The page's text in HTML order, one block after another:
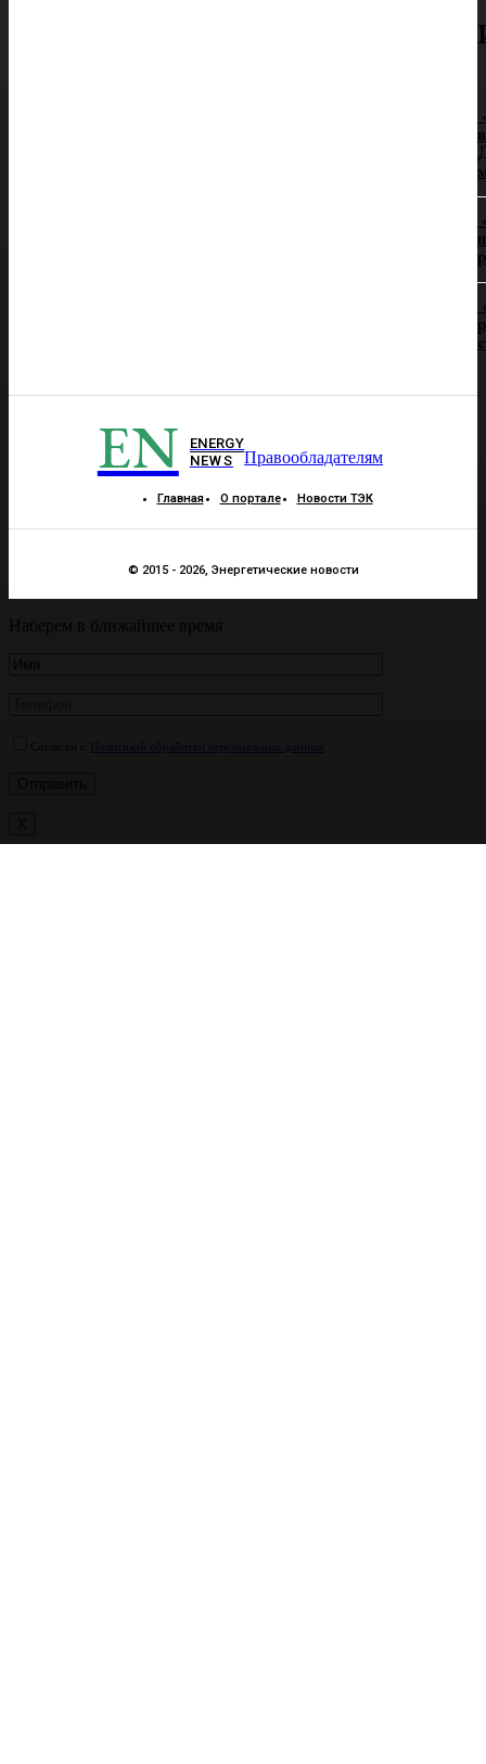
EN
ENERGY
NEWS
Правообладателям
Главная О портале Новости ТЭК
© 2015 - 2026, Энергетические новости
Наберем в ближайшее время